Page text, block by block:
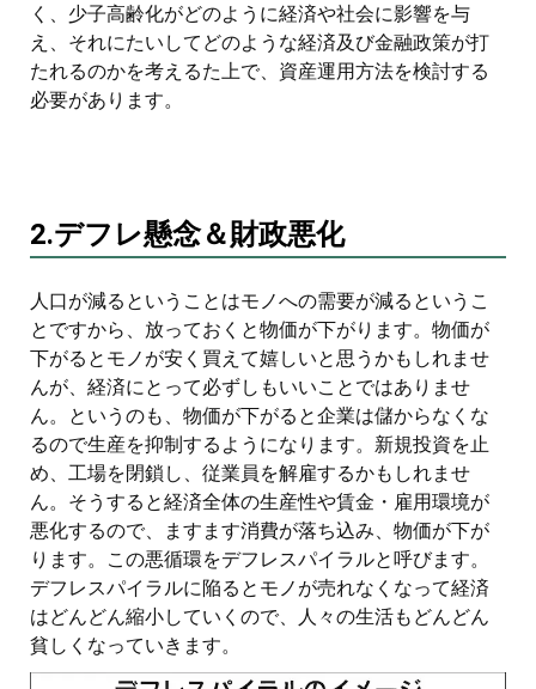
く、少子高齢化がどのように経済や社会に影響を与
え、それにたいしてどのような経済及び金融政策が打
たれるのかを考えるた上で、資産運用方法を検討する
必要があります。
2.デフレ懸念＆財政悪化
人口が減るということはモノへの需要が減るというこ
とですから、放っておくと物価が下がります。物価が
下がるとモノが安く買えて嬉しいと思うかもしれませ
んが、経済にとって必ずしもいいことではありませ
ん。というのも、物価が下がると企業は儲からなくな
るので生産を抑制するようになります。新規投資を止
め、工場を閉鎖し、従業員を解雇するかもしれませ
ん。そうすると経済全体の生産性や賃金・雇用環境が
悪化するので、ますます消費が落ち込み、物価が下が
ります。この悪循環をデフレスパイラルと呼びます。
デフレスパイラルに陥るとモノが売れなくなって経済
はどんどん縮小していくので、人々の生活もどんどん
貧しくなっていきます。